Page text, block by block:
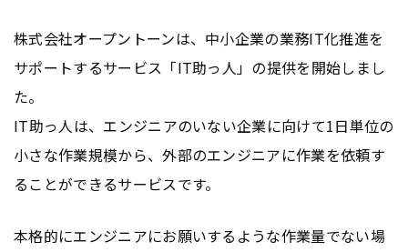
株式会社オープントーンは、中小企業の業務IT化推進を
サポートするサービス「IT助っ人」の提供を開始しまし
た。
IT助っ人は、エンジニアのいない企業に向けて1日単位の
小さな作業規模から、外部のエンジニアに作業を依頼す
ることができるサービスです。
本格的にエンジニアにお願いするような作業量でない場